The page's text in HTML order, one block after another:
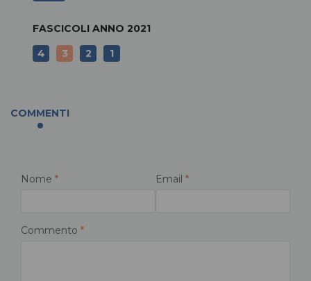
FASCICOLI ANNO 2021
4
3 2 1
COMMENTI
Nome * Email *
Commento *